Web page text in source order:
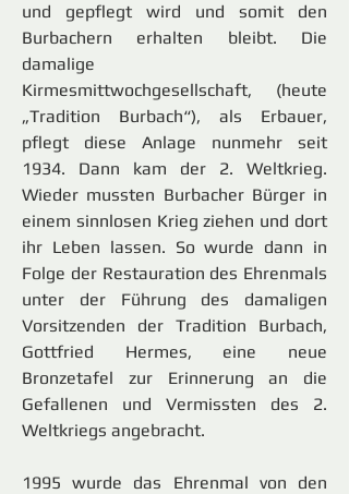
und gepflegt wird und somit den
Burbachern erhalten bleibt. Die
damalige
Kirmesmittwochgesellschaft, (heute
„Tradition Burbach“), als Erbauer,
pflegt diese Anlage nunmehr seit
1934. Dann kam der 2. Weltkrieg.
Wieder mussten Burbacher Bürger in
einem sinnlosen Krieg ziehen und dort
ihr Leben lassen. So wurde dann in
Folge der Restauration des Ehrenmals
unter der Führung des damaligen
Vorsitzenden der Tradition Burbach,
Gottfried Hermes, eine neue
Bronzetafel zur Erinnerung an die
Gefallenen und Vermissten des 2.
Weltkriegs angebracht.
1995 wurde das Ehrenmal von den